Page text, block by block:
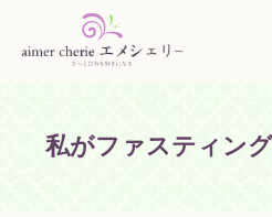
私がファスティン